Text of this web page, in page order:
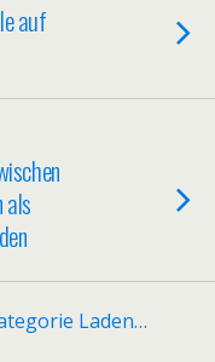
auf
als
Laden…